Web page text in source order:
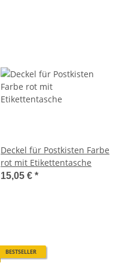
Deckel für Postkisten Farbe
rot mit Etikettentasche
15,05 € *
BESTSELLER